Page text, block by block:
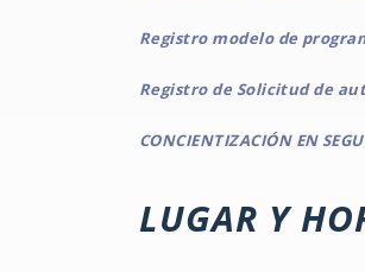
Registro modelo de
Registro de Solicitud de
CONCIENTIZACIÓN EN
LUGAR Y